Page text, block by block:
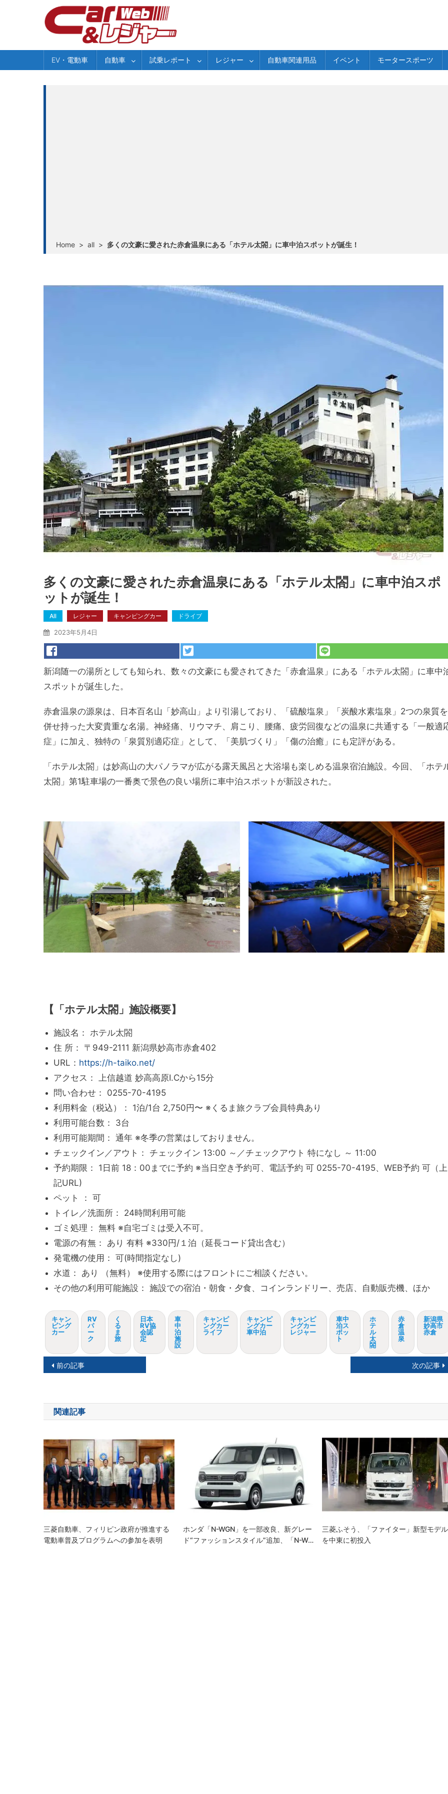
EV・電動車 自動車 試乗レポート レジャー 自動車関連用品 イベント モータースポーツ
Home > all > 多くの文豪に愛された赤倉温泉にある「ホテル太閤」に車中泊スポットが誕生！
多くの文豪に愛された赤倉温泉にある「ホテル太閤」に車中泊スポ
ットが誕生！
All レジャー キャンピングカー ドライブ
2023年5月4日
新潟随一の湯所としても知られ、数々の文豪にも愛されてきた「赤倉温泉」にある「ホテル太閤」に車中
スポットが誕生した。
赤倉温泉の源泉は、日本百名山「妙高山」より引湯しており、「硫酸塩泉」「炭酸水素塩泉」2つの泉質を
併せ持った大変貴重な名湯。神経痛、リウマチ、肩こり、腰痛、疲労回復などの温泉に共通する「一般適
症」に加え、独特の「泉質別適応症」として、「美肌づくり」「傷の治癒」にも定評がある。
「ホテル太閤」は妙高山の大パノラマが広がる露天風呂と大浴場も楽しめる温泉宿泊施設。今回、「ホテ
太閤」第1駐車場の一番奥で景色の良い場所に車中泊スポットが新設された。
【「ホテル太閤」施設概要】
施設名： ホテル太閤
住 所： 〒949-2111 新潟県妙高市赤倉402
URL： https://h-taiko.net/
アクセス： 上信越道 妙高高原I.Cから15分
問い合わせ： 0255-70-4195
利用料金（税込）： 1泊/1台 2,750円〜 ※くるま旅クラブ会員特典あり
利用可能台数： 3台
利用可能期間： 通年 ※冬季の営業はしておりません。
チェックイン／アウト： チェックイン 13:00 ～／チェックアウト 特になし ～ 11:00
予約期限： 1日前 18：00までに予約 ※当日空き予約可、電話予約 可 0255-70-4195、WEB予約 可（上
記URL)
ペット ： 可
トイレ／洗面所： 24時間利用可能
ゴミ処理： 無料 ※自宅ゴミは受入不可。
電源の有無： あり 有料 ※330円/１泊（延長コード貸出含む）
発電機の使用： 可(時間指定なし)
水道： あり （無料） ※使用する際にはフロントにご相談ください。
その他の利用可能施設： 施設での宿泊・朝食・夕食、コインランドリー、売店、自動販売機、ほか
キャン
ピング
カー
RV
パ
ー
ク
く
る
ま
旅
日本
RV協
会認
定
車
中
泊
施
設
キャンピ
ングカー
ライフ
キャンピ
ングカー
車中泊
キャンピ
ングカー
レジャー
車中
泊ス
ポッ
ト
ホ
テ
ル
太
閤
赤
倉
温
泉
新潟県
妙高市
赤倉
投
ナ
ビ
ゲ
ー
シ
ョ
ン
前の記事 次の記事
関連記事
三菱自動車、フィリピン政府が推進する
電動車普及プログラムへの参加を表明
ホンダ「N-WGN」を一部改良、新グレー
ド“ファッションスタイル”追加、「N-W…
三菱ふそう、「ファイター」新型モデル
を中東に初投入